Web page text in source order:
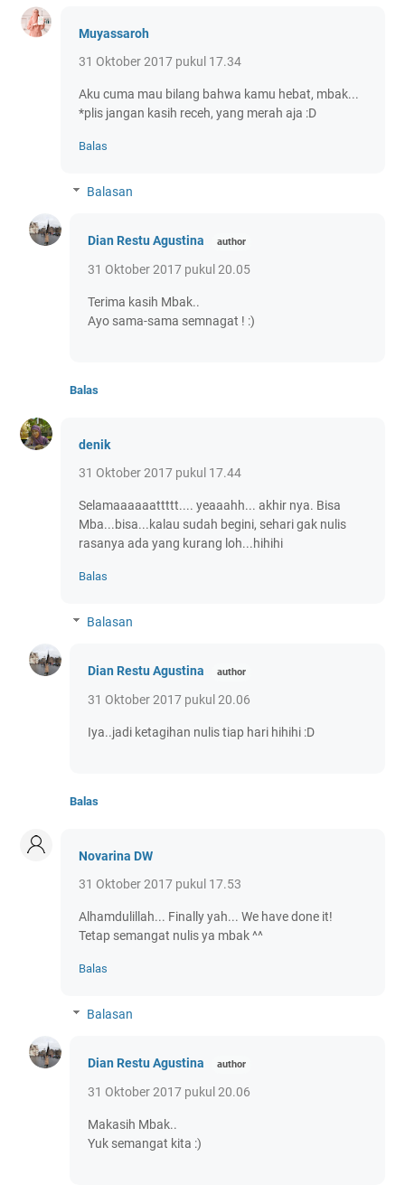
Muyassaroh
31 Oktober 2017 pukul 17.34
Aku cuma mau bilang bahwa kamu hebat, mbak...
*plis jangan kasih receh, yang merah aja :D
Balas
Balasan
Dian Restu Agustina
31 Oktober 2017 pukul 20.05
Terima kasih Mbak..
Ayo sama-sama semnagat ! :)
Balas
denik
31 Oktober 2017 pukul 17.44
Selamaaaaaattttt.... yeaaahh... akhir nya. Bisa
Mba...bisa...kalau sudah begini, sehari gak nulis
rasanya ada yang kurang loh...hihihi
Balas
Balasan
Dian Restu Agustina
31 Oktober 2017 pukul 20.06
Iya..jadi ketagihan nulis tiap hari hihihi :D
Balas
Novarina DW
31 Oktober 2017 pukul 17.53
Alhamdulillah... Finally yah... We have done it!
Tetap semangat nulis ya mbak ^^
Balas
Balasan
Dian Restu Agustina
31 Oktober 2017 pukul 20.06
Makasih Mbak..
Yuk semangat kita :)